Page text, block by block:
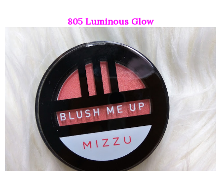
805 Luminous Glow